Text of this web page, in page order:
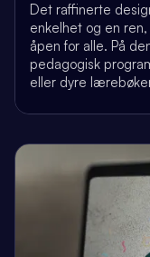
Det raffinerte
enkelhet og en
åpen for alle. På
pedagogisk
eller dyre